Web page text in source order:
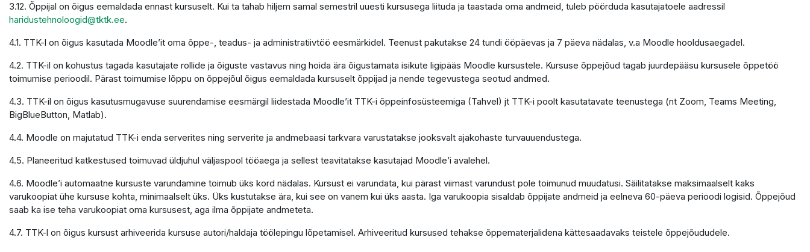
3.12. Õppijal on õigus eemaldada ennast kursuselt. Kui ta tahab hiljem samal semestril uuesti kursusega liituda ja taastada oma andmeid, tuleb pöörduda kasutajatoele aadressil
haridustehnoloogid@tktk.ee.
4.1. TTK-l on õigus kasutada Moodle’it oma õppe-, teadus- ja administratiivtöö eesmärkidel. Teenust pakutakse 24 tundi ööpäevas ja 7 päeva nädalas, v.a Moodle hooldusaegadel.
4.2. TTK-il on kohustus tagada kasutajate rollide ja õiguste vastavus ning hoida ära õigustamata isikute ligipääs Moodle kursustele. Kursuse õppejõud tagab juurdepääsu kursusele õppetöö
toimumise perioodil. Pärast toimumise lõppu on õppejõul õigus eemaldada kursuselt õppijad ja nende tegevustega seotud andmed.
4.3. TTK-il on õigus kasutusmugavuse suurendamise eesmärgil liidestada Moodle’it TTK-i õppeinfosüsteemiga (Tahvel) jt TTK-i poolt kasutatavate teenustega (nt Zoom, Teams Meeting,
BigBlueButton, Matlab).
4.4. Moodle on majutatud TTK-i enda serverites ning serverite ja andmebaasi tarkvara varustatakse jooksvalt ajakohaste turvauuendustega.
4.5. Planeeritud katkestused toimuvad üldjuhul väljaspool tööaega ja sellest teavitatakse kasutajad Moodle’i avalehel.
4.6. Moodle’i automaatne kursuste varundamine toimub üks kord nädalas. Kursust ei varundata, kui pärast viimast varundust pole toimunud muudatusi. Säilitatakse maksimaalselt kaks
varukoopiat ühe kursuse kohta, minimaalselt üks. Üks kustutakse ära, kui see on vanem kui üks aasta. Iga varukoopia sisaldab õppijate andmeid ja eelneva 60-päeva perioodi logisid. Õppejõud
saab ka ise teha varukoopiat oma kursusest, aga ilma õppijate andmeteta.
4.7. TTK-l on õigus kursust arhiveerida kursuse autori/haldaja töölepingu lõpetamisel. Arhiveeritud kursused tehakse õppematerjalidena kättesaadavaks teistele õppejõududele.